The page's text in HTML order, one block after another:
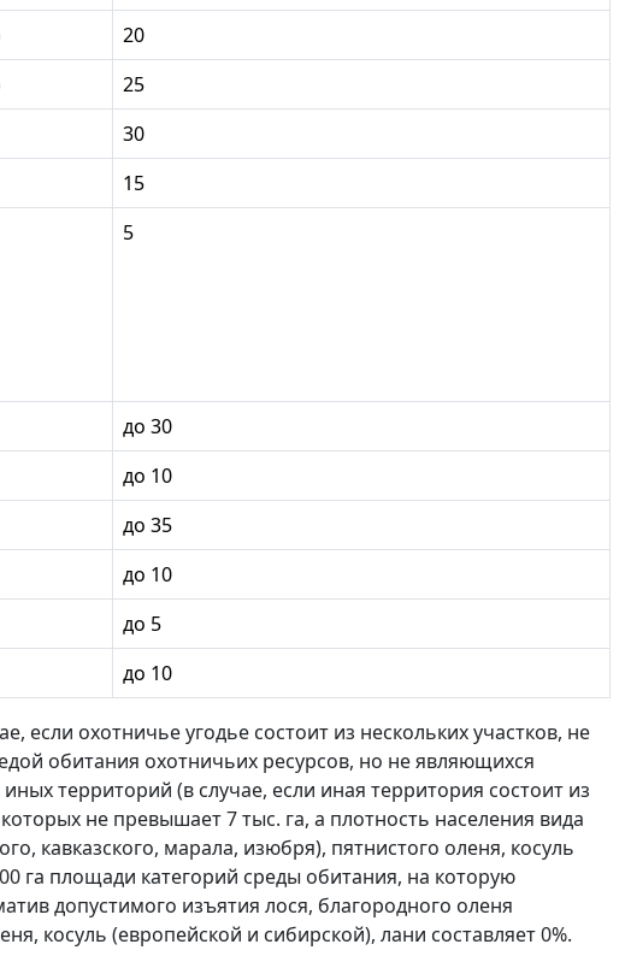
20
25
30
15
5
до 30
до 10
до 35
до 10
до 5
до 10
если охотничье угодье состоит из нескольких участков, не
обитания охотничьих ресурсов, но не являющихся
территорий (в случае, если иная территория состоит из
не превышает 7 тыс. га, а плотность населения вида
кавказского, марала, изюбря), пятнистого оленя, косуль
га площади категорий среды обитания, на которую
допустимого изъятия лося, благородного оленя
косуль (европейской и сибирской), лани составляет 0%.